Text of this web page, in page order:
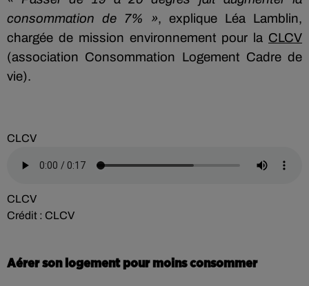
consommation de 7% », explique Léa Lamblin,
chargée de mission environnement pour la CLCV
(association Consommation Logement Cadre de
vie).
CLCV
CLCV
Crédit : CLCV
Aérer son logement pour moins consommer